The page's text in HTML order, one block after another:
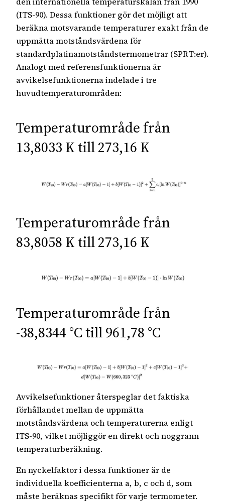
(ITS-90). Dessa funktioner gör det möjligt att
beräkna motsvarande temperaturer exakt från de
uppmätta motståndsvärdena för
standardplatinamotståndstermometrar (SPRT:er).
Analogt med referensfunktionerna är
avvikelsefunktionerna indelade i tre
huvudtemperaturområden:
Temperaturområde från
13,8033 K till 273,16 K
Temperaturområde från
83,8058 K till 273,16 K
Temperaturområde från
-38,8344 °C till 961,78 °C
Avvikelsefunktioner återspeglar det faktiska
förhållandet mellan de uppmätta
motståndsvärdena och temperaturerna enligt
ITS-90, vilket möjliggör en direkt och noggrann
temperaturberäkning.
En nyckelfaktor i dessa funktioner är de
individuella koefficienterna a, b, c och d, som
måste beräknas specifikt för varje termometer.